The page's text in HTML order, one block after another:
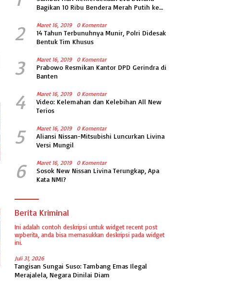
Bagikan 10 Ribu Bendera Merah Putih ke
2 Maret 16, 2019 0 Komentar
14 Tahun Terbunuhnya Munir, Polri Didesak
Bentuk Tim Khusus
3 Maret 16, 2019 0 Komentar
Prabowo Resmikan Kantor DPD Gerindra di
Banten
4 Maret 16, 2019 0 Komentar
Video: Kelemahan dan Kelebihan All New
Terios
5 Maret 16, 2019 0 Komentar
Aliansi Nissan-Mitsubishi Luncurkan Livina
Versi Mungil
6 Maret 16, 2019 0 Komentar
Sosok New Nissan Livina Terungkap, Apa
Kata NMI?
Berita Kriminal
Ini adalah contoh deskripsi untuk widget recent post
wpberita, anda bisa memasukkan deskripsi pada widget
ini.
Juli 31, 2026
Tangisan Sungai Suso: Tambang Emas Ilegal
Merajalela, Negara Dinilai Diam